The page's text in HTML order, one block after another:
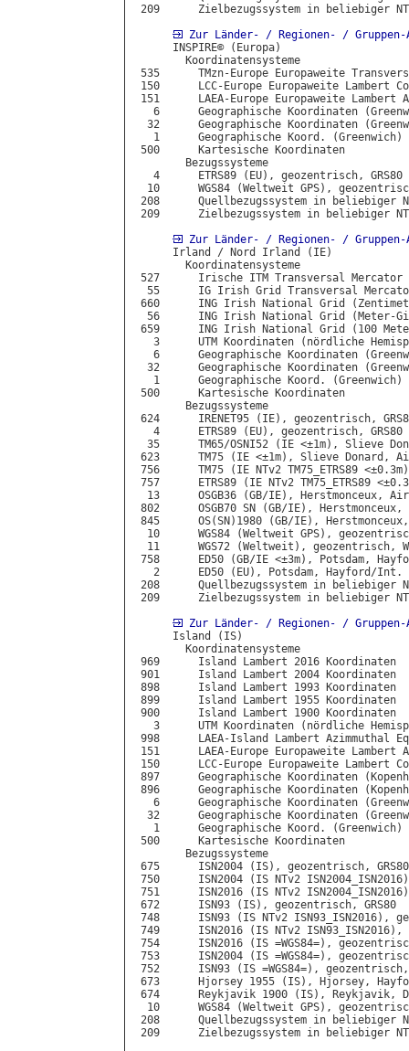
209      Zielbezugssystem in beliebiger
Zur Länder- / Regionen- / Gruppen-
      INSPIRE© (Europa)
        Koordinatensysteme
535      TMzn-Europe Europaweite
150      LCC-Europe Europaweite Lambert
151      LAEA-Europe Europaweite Lambert
6      Geographische Koordinaten
32      Geographische Koordinaten
1      Geographische Koord. (Greenwich)
500      Kartesische Koordinaten
        Bezugssysteme
   4      ETRS89 (EU), geozentrisch, GRS80
10      WGS84 (Weltweit GPS),
208      Quellbezugssystem in beliebiger
209      Zielbezugssystem in beliebiger
Zur Länder- / Regionen- / Gruppen-
      Irland / Nord Irland (IE)
        Koordinatensysteme
527      Irische ITM Transversal Mercator
55      IG Irish Grid Transversal
660      ING Irish National Grid
56      ING Irish National Grid (Meter-
659      ING Irish National Grid (100
3      UTM Koordinaten (nördliche
6      Geographische Koordinaten
32      Geographische Koordinaten
1      Geographische Koord. (Greenwich)
500      Kartesische Koordinaten
        Bezugssysteme
624      IRENET95 (IE), geozentrisch,
   4      ETRS89 (EU), geozentrisch, GRS80
35      TM65/OSNI52 (IE <±1m), Slieve
623      TM75 (IE <±1m), Slieve Donard,
756      TM75 (IE NTv2 TM75_ETRS89
757      ETRS89 (IE NTv2 TM75_ETRS89
13      OSGB36 (GB/IE), Herstmonceux,
802      OSGB70 SN (GB/IE),
845      OS(SN)1980 (GB/IE),
10      WGS84 (Weltweit GPS),
11      WGS72 (Weltweit), geozentrisch,
758      ED50 (GB/IE <±3m), Potsdam,
   2      ED50 (EU), Potsdam, Hayford/Int.
208      Quellbezugssystem in beliebiger
209      Zielbezugssystem in beliebiger
Zur Länder- / Regionen- / Gruppen-
      Island (IS)
        Koordinatensysteme
969      Island Lambert 2016 Koordinaten
901      Island Lambert 2004 Koordinaten
898      Island Lambert 1993 Koordinaten
899      Island Lambert 1955 Koordinaten
900      Island Lambert 1900 Koordinaten
3      UTM Koordinaten (nördliche
998      LAEA-Island Lambert Azimmuthal
151      LAEA-Europe Europaweite Lambert
150      LCC-Europe Europaweite Lambert
897      Geographische Koordinaten
896      Geographische Koordinaten
6      Geographische Koordinaten
32      Geographische Koordinaten
1      Geographische Koord. (Greenwich)
500      Kartesische Koordinaten
        Bezugssysteme
675      ISN2004 (IS), geozentrisch, GRS80
750      ISN2004 (IS NTv2
751      ISN2016 (IS NTv2
672      ISN93 (IS), geozentrisch, GRS80
748      ISN93 (IS NTv2 ISN93_ISN2016),
749      ISN2016 (IS NTv2 ISN93_ISN2016),
754      ISN2016 (IS =WGS84=),
753      ISN2004 (IS =WGS84=),
752      ISN93 (IS =WGS84=), geozentrisch,
673      Hjorsey 1955 (IS), Hjorsey,
674      Reykjavik 1900 (IS), Reykjavik,
10      WGS84 (Weltweit GPS),
208      Quellbezugssystem in beliebiger
209      Zielbezugssystem in beliebiger